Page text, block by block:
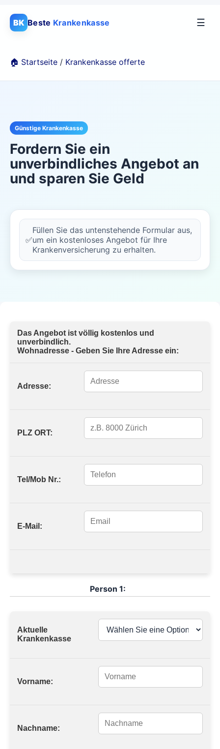
BK Beste Krankenkasse ☰
🏠 Startseite / Krankenkasse offerte
Günstige Krankenkasse
Fordern Sie ein
unverbindliches Angebot an
und sparen Sie Geld
✅
Füllen Sie das untenstehende Formular aus,
um ein kostenloses Angebot für Ihre
Krankenversicherung zu erhalten.
Das Angebot ist völlig kostenlos und
unverbindlich.
Wohnadresse - Geben Sie Ihre Adresse ein:
Adresse:
PLZ ORT:
Tel/Mob Nr.:
E-Mail:
Person 1:
Aktuelle
Krankenkasse
Vorname:
Nachname: